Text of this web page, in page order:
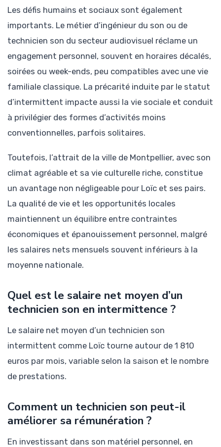
Les défis humains et sociaux sont également
importants. Le métier d’ingénieur du son ou de
technicien son du secteur audiovisuel réclame un
engagement personnel, souvent en horaires décalés,
soirées ou week-ends, peu compatibles avec une vie
familiale classique. La précarité induite par le statut
d’intermittent impacte aussi la vie sociale et conduit
à privilégier des formes d’activités moins
conventionnelles, parfois solitaires.
Toutefois, l’attrait de la ville de Montpellier, avec son
climat agréable et sa vie culturelle riche, constitue
un avantage non négligeable pour Loïc et ses pairs.
La qualité de vie et les opportunités locales
maintiennent un équilibre entre contraintes
économiques et épanouissement personnel, malgré
les salaires nets mensuels souvent inférieurs à la
moyenne nationale.
Quel est le salaire net moyen d’un
technicien son en intermittence ?
Le salaire net moyen d’un technicien son
intermittent comme Loïc tourne autour de 1 810
euros par mois, variable selon la saison et le nombre
de prestations.
Comment un technicien son peut-il
améliorer sa rémunération ?
En investissant dans son matériel personnel, en